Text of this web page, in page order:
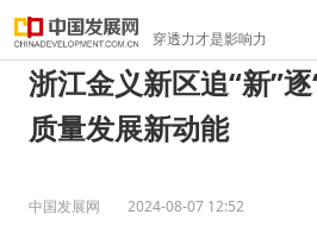
穿透力才是影响力
浙江金义新区追“新”
质量发展新动能
中国发展网 2024-08-07 12:52